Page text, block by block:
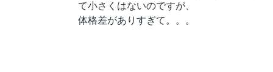
て小さくはないのですが、
体格差がありすぎて。。。